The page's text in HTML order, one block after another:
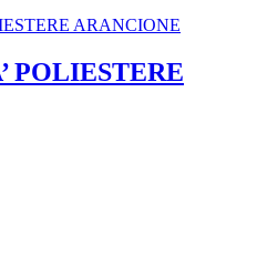
POLIESTERE